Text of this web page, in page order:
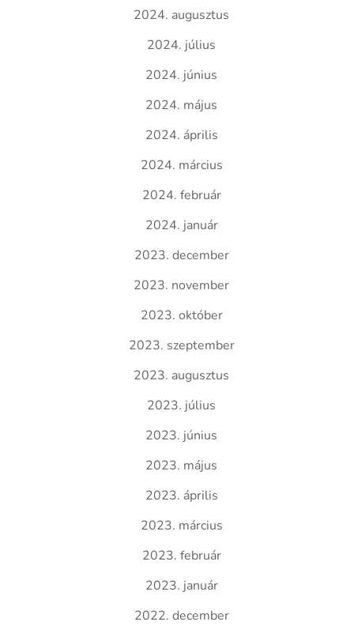
2024. augusztus
2024. július
2024. június
2024. május
2024. április
2024. március
2024. február
2024. január
2023. december
2023. november
2023. október
2023. szeptember
2023. augusztus
2023. július
2023. június
2023. május
2023. április
2023. március
2023. február
2023. január
2022. december